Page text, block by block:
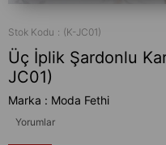
Stok Kodu (K-JC01)
Üç İplik Şardonlu
JC01)
Marka : Moda Fethi
Yorumlar